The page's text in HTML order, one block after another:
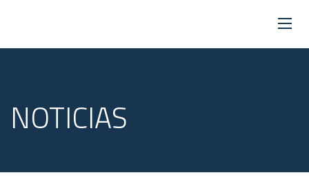
NOTICIAS